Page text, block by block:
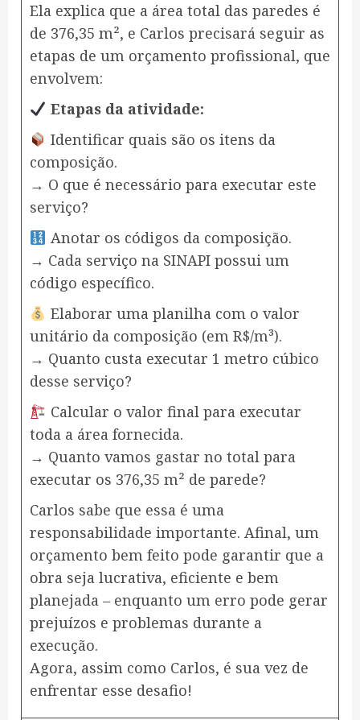
Ela explica que a área total das paredes é
de 376,35 m², e Carlos precisará seguir as
etapas de um orçamento profissional, que
envolvem:
Etapas da atividade:
Identificar quais são os itens da
composição.
→ O que é necessário para executar este
serviço?
Anotar os códigos da composição.
→ Cada serviço na SINAPI possui um
código específico.
Elaborar uma planilha com o valor
unitário da composição (em R$/m³).
→ Quanto custa executar 1 metro cúbico
desse serviço?
Calcular o valor final para executar
toda a área fornecida.
→ Quanto vamos gastar no total para
executar os 376,35 m² de parede?
Carlos sabe que essa é uma
responsabilidade importante. Afinal, um
orçamento bem feito pode garantir que a
obra seja lucrativa, eficiente e bem
planejada – enquanto um erro pode gerar
prejuízos e problemas durante a
execução.
Agora, assim como Carlos, é sua vez de
enfrentar esse desafio!